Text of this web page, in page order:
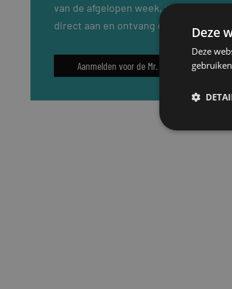
van de afgelopen week, de laatste
direct aan en ontvang elke dinsdag
Aanmelden voor de Mr. nieuwsbrief
Deze
Deze